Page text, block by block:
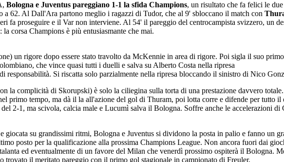
Bologna e Juventus pareggiano 1-1 la sfida Champions, un risultato che fa felici le due
a 62. Al Dall'Ara partono meglio i ragazzi di Tudor, che al 9' sbloccano il match con
fa proseguire e il Var non interviene. Al 54' il pareggio del centrocampista svizzero, un
corsa Champions è più entusiasmante che mai.
un rigore dopo essere stato travolto da McKennie in area di rigore. Poi sigla il suo
che vince quasi tutti i duelli e salva su Alberto Costa nella ripresa
responsabilità. Si riscatta solo parzialmente nella ripresa bloccando il sinistro di Nico
la complicità di Skorupski) è solo la ciliegina sulla torta di una prestazione davvero
primo tempo, ma dà il la all'azione del gol di Thuram, poi lotta corre e difende per tutto il
2-1, ma scivola, calcia male e Lucumì salva il Bologna. Soffre anche le accelerazioni di
giocata su grandissimi ritmi, Bologna e Juventus si dividono la posta in palio e fanno un
posto per la qualificazione alla prossima Champions League. Non ancora fuori dai
ed eventualmente di un favore del Milan che venerdì prossimo ospiterà il Bologna.
trovato il meritato pareggio con il primo gol stagionale in campionato di Freuler.